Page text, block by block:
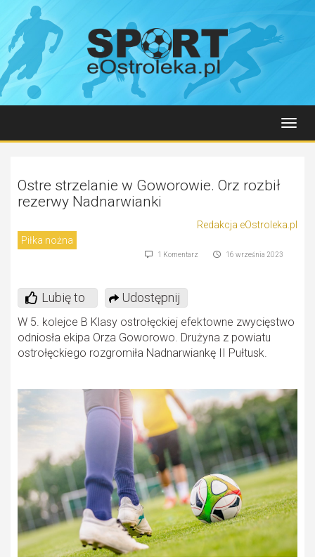
Ostre strzelanie w Goworowie. Orz rozbił
rezerwy Nadnarwianki
Redakcja eOstroleka.pl
Piłka nożna
16 września 2023
1 Komentarz
Lubię to Udostępnij
W 5. kolejce B Klasy ostrołęckiej efektowne zwycięstwo
odniosła ekipa Orza Goworowo. Drużyna z powiatu
ostrołęckiego rozgromiła Nadnarwiankę II Pułtusk.